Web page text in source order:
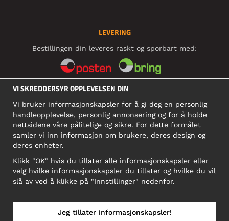
LEVERING
Bestillingen din leveres raskt og sporbart med:
SOSIALE MEDIER
BEDRIFT
911 891 581 MVA
NB! Ikke bruk denne adressen til å sende produkter i retur!
VI SKREDDERSYR OPPLEVELSEN DIN
Vi bruker informasjonskapsler for å gi deg en personlig
handleopplevelse, personlig annonsering og for å holde
nettsidene våre pålitelige og sikre. For dette formålet
samler vi inn informasjon om brukere, deres design og
deres enheter.
Klikk "OK" hvis du tillater alle informasjonskapsler eller
velg hvilke informasjonskapsler du tillater og hvilke du vil
slå av ved å klikke på "Innstillinger" nedenfor.
Jeg tillater informasjonskapsler!